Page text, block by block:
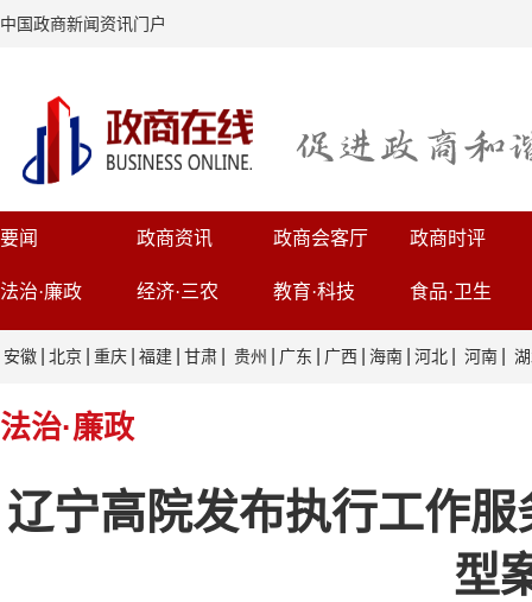
中国政商新闻资讯门户
要闻 政商资讯 政商会客厅 政商时评
法治·廉政 经济·三农 教育·科技 食品·卫生
安徽 北京 重庆 福建 甘肃 贵州 广东 广西 海南 河北 河南
法治·廉政
辽宁高院发布执行工作
型